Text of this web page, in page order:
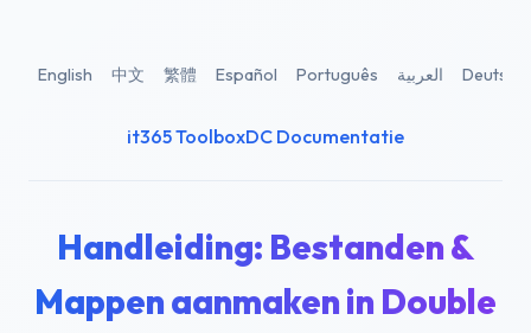
English 中文 繁體 Español Português العربية Deutsch
it365 ToolboxDC Documentatie
Handleiding: Bestanden &
Mappen aanmaken in Double